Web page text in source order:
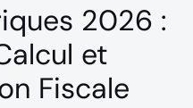
2026 :
et
Fiscale